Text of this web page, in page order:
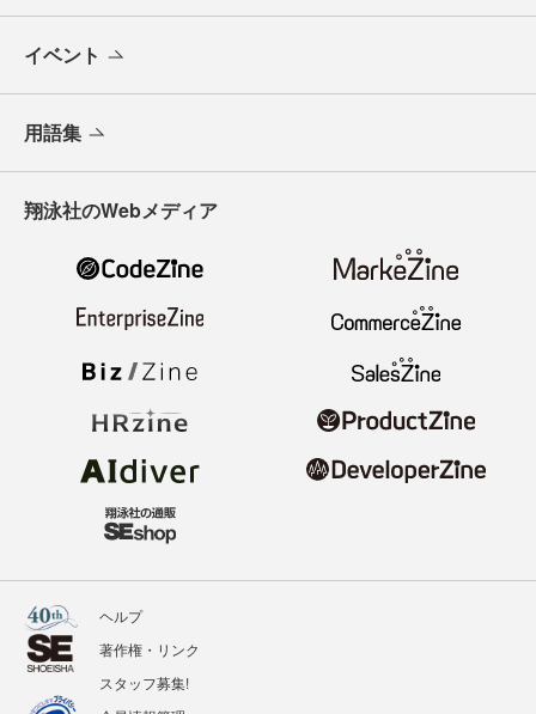
イベント
用語集
翔泳社のWebメディア
ヘルプ
著作権・リンク
スタッフ募集!